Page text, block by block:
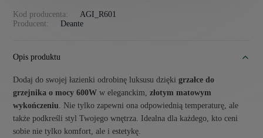
Kod producenta:
AGI_R601
Producent:
Deante
Opis produktu
Dodaj do swojej łazienki odrobinę luksusu dziękigrzałce do
grzejnika o mocy 600W w eleganckim,złotym matowym
wykończeniu. Nie tylko zapewni ona odpowiednią temperaturę, ale
także podkreśli styl Twojego wnętrza. Idealna dla każdego, kto ceni
sobie nie tylko komfort, ale i estetykę.